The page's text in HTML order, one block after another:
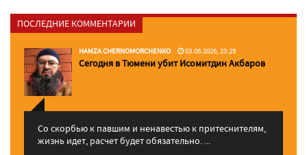
ПОСЛЕДНИЕ КОММЕНТАРИИ
HAMZA CHERNOMORCHENKO 03.06.2026, 23:29
Сегодня в Тюмени убит Исомитдин Акбаров
Со скорбью к павшим и ненавестью к притеснителям,
жизнь идет, расчет будет обязательно. ...